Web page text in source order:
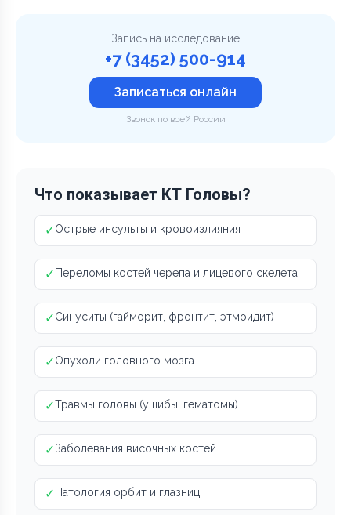
Запись на исследование
+7 (3452) 500-914
Записаться онлайн
Звонок по всей России
Что показывает КТ Головы?
✓Острые инсульты и кровоизлияния
✓ Переломы костей черепа и лицевого скелета
✓Синуситы (гайморит, фронтит, этмоидит)
✓Опухоли головного мозга
✓Травмы головы (ушибы, гематомы)
✓Заболевания височных костей
✓ Патология орбит и глазниц